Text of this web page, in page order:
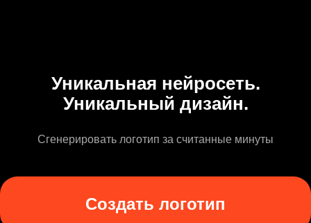
Уникальная нейросеть.
Уникальный дизайн.
Сгенерировать логотип за считанные минуты
Создать логотип